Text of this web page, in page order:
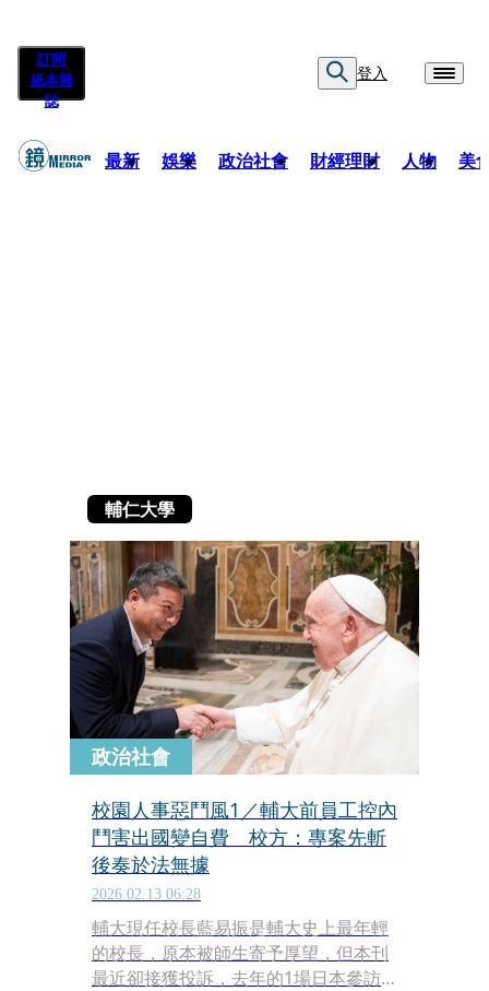
訂閱
紙本雜
誌
登入
最新 娛樂 政治社會 財經理財 人物 美
輔仁大學
政治社會
校園人事惡鬥風1／輔大前員工控內
鬥害出國變自費 校方：專案先斬
後奏於法無據
2026.02.13 06:28
輔大現任校長藍易振是輔大史上最年輕
的校長，原本被師生寄予厚望，但本刊
最近卻接獲投訴，去年的1場日本參訪